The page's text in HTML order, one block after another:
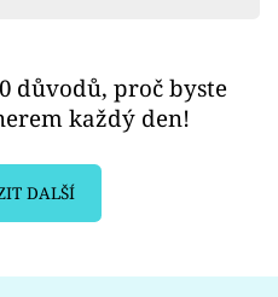
důvodů, proč byste
každý den!
DALŠÍ